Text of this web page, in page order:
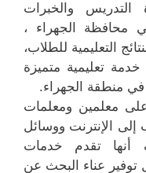
والخبرات
محافظة الجهراء ،
التعليمية للطلاب،
تعليمية متميزة
منطقة الجهراء.
معلمين ومعلمات
الإنترنت ووسائل
أنها تقدم خدمات
عناء البحث عن